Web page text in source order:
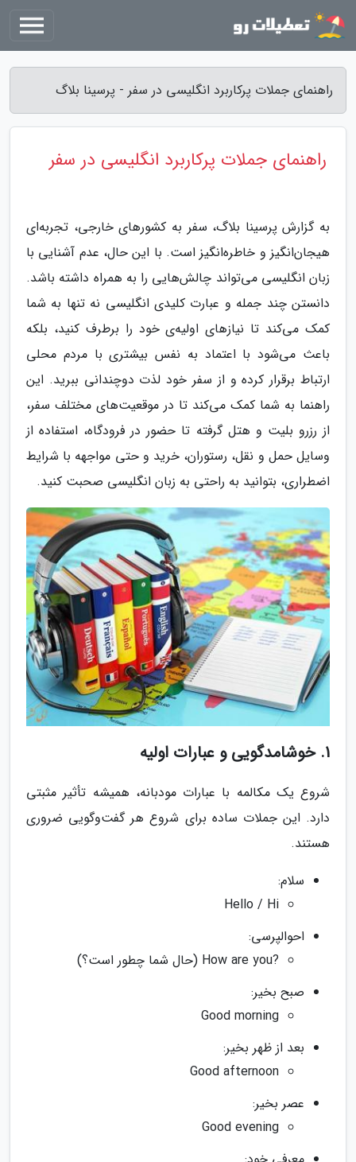
راهنمای جملات پرکاربرد انگلیسی در سفر - پرسینا بلاگ
راهنمای جملات پرکاربرد انگلیسی در سفر
به گزارش پرسینا بلاگ، سفر به کشورهای خارجی، تجربه‌ای
هیجان‌انگیز و خاطره‌انگیز است. با این حال، عدم آشنایی با
زبان انگلیسی می‌تواند چالش‌هایی را به همراه داشته باشد.
دانستن چند جمله و عبارت کلیدی انگلیسی نه تنها به شما
کمک می‌کند تا نیازهای اولیه‌ی خود را برطرف کنید، بلکه
باعث می‌شود با اعتماد به نفس بیشتری با مردم محلی
ارتباط برقرار کرده و از سفر خود لذت دوچندانی ببرید. این
راهنما به شما کمک می‌کند تا در موقعیت‌های مختلف سفر،
از رزرو بلیت و هتل گرفته تا حضور در فرودگاه، استفاده از
وسایل حمل و نقل، رستوران، خرید و حتی مواجهه با شرایط
اضطراری، بتوانید به راحتی به زبان انگلیسی صحبت کنید.
1. خوشامدگویی و عبارات اولیه
شروع یک مکالمه با عبارات مودبانه، همیشه تأثیر مثبتی
دارد. این جملات ساده برای شروع هر گفت‌وگویی ضروری
هستند.
سلام:
Hello / Hi
احوالپرسی:
?How are you (حال شما چطور است؟)
صبح بخیر:
Good morning
بعد از ظهر بخیر:
Good afternoon
عصر بخیر:
Good evening